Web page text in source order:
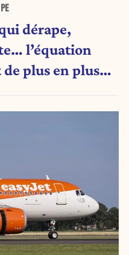
dérape,
l’équation
plus en plus